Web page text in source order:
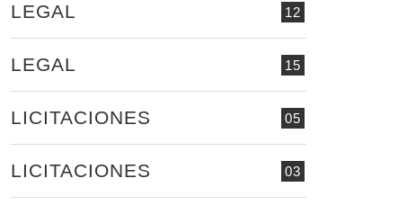
12
LEGAL
15
LEGAL
05
LICITACIONES
03
LICITACIONES